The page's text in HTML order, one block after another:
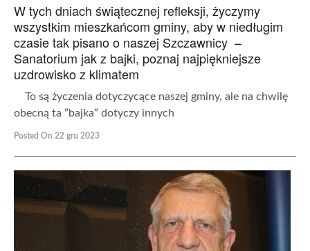
W tych dniach świątecznej refleksji, życzymy
wszystkim mieszkańcom gminy, aby w niedługim
czasie tak pisano o naszej Szczawnicy –
Sanatorium jak z bajki, poznaj najpiękniejsze
uzdrowisko z klimatem
To są życzenia dotyczycące naszej gminy, ale na chwilę
obecną ta ”bajka” dotyczy innych
Posted On 22 gru 2023